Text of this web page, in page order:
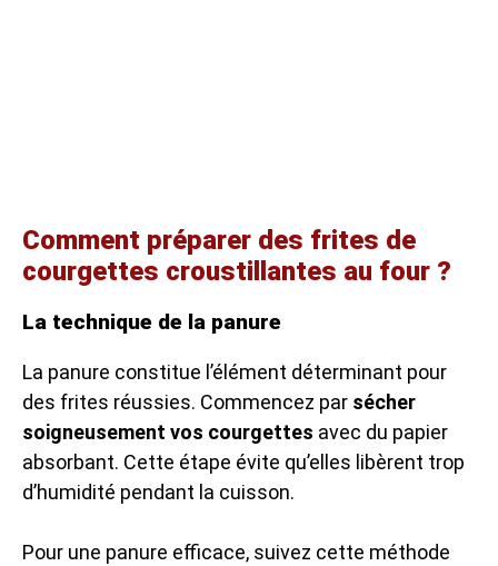
Comment préparer des frites de
courgettes croustillantes au four ?
La technique de la panure
La panure constitue l’élément déterminant pour
des frites réussies. Commencez par sécher
soigneusement vos courgettes avec du papier
absorbant. Cette étape évite qu’elles libèrent trop
d’humidité pendant la cuisson.
Pour une panure efficace, suivez cette méthode